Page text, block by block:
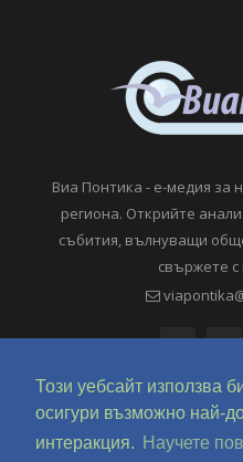
Този уебсайт използва
осигури възможно най-
интеракция.
Научете
Виа Понтика - е-медия за
региона. Открийте
събития, вълнуващи
свържете с